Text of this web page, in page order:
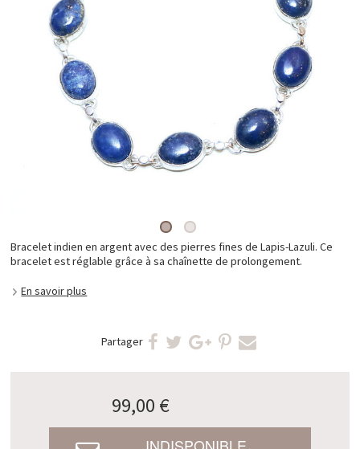
Bracelet indien en argent avec des pierres fines de Lapis-Lazuli. Ce
bracelet est réglable grâce à sa chaînette de prolongement.
En savoir plus
Partager
99,00 €